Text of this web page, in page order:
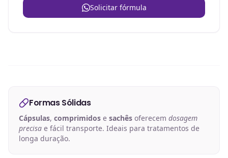
Solicitar fórmula
Formas Sólidas
Cápsulas, comprimidos e sachês oferecem dosagem
precisa e fácil transporte. Ideais para tratamentos de
longa duração.